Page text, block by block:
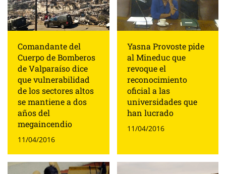
Comandante del
Cuerpo de Bomberos
de Valparaíso dice
que vulnerabilidad
de los sectores altos
se mantiene a dos
años del
megaincendio
11/04/2016
Yasna Provoste pide
al Mineduc que
revoque el
reconocimiento
oficial a las
universidades que
han lucrado
11/04/2016